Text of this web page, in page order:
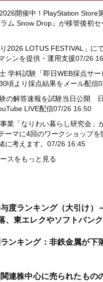
開催中！PlayStation Store
ム Snow Drop』が移管後初セ
2026 LOTUS FESTIVAL」に
シンを提供・運用支援07/26
学科試験「即日WEB採点サ
頃より採点結果をメール配信
の解答速報を試験当日公開
LIVE配信07/26 16:50
業「なりわい暮らし研究会」
ーマに4回のワークショップを
に考えます。 07/26 16:45
スをもっと見る
度ランキング（大引け）
、東エレクやソフトバン
ンキング：非鉄金属が下
連株中心に売られたもの